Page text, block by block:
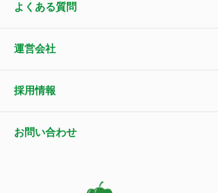
よくある質問
運営会社
採用情報
お問い合わせ